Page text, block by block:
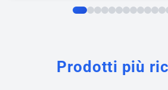
Prodotti più